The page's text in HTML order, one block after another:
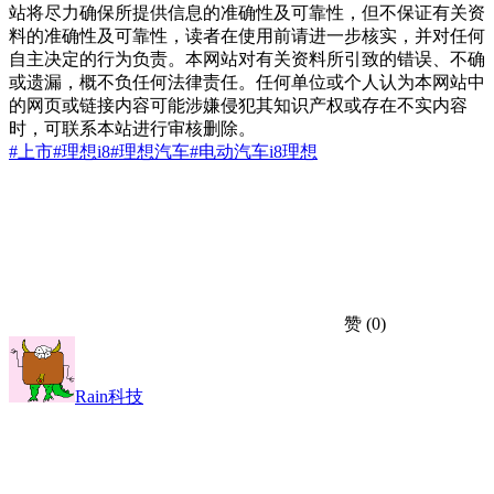
站将尽力确保所提供信息的准确性及可靠性，但不保证有关资
料的准确性及可靠性，读者在使用前请进一步核实，并对任何
自主决定的行为负责。本网站对有关资料所引致的错误、不确
或遗漏，概不负任何法律责任。任何单位或个人认为本网站中
的网页或链接内容可能涉嫌侵犯其知识产权或存在不实内容
时，可联系本站进行审核删除。
#上市#理想i8#理想汽车#电动汽车i8理想
赞 (0)
Rain科技